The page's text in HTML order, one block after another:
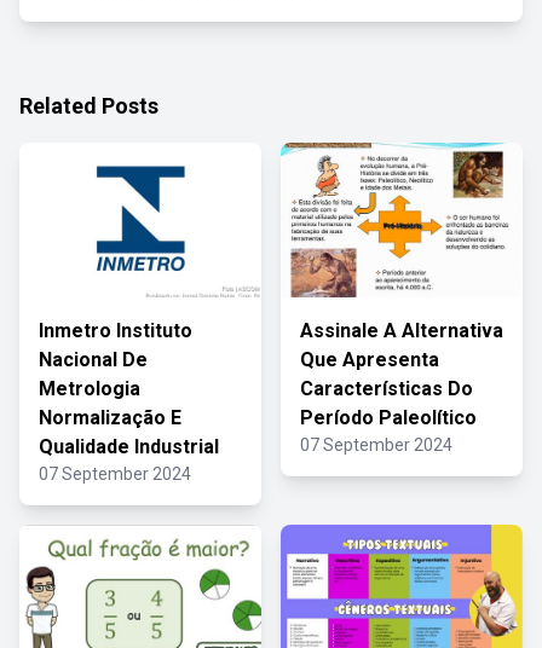
Related Posts
Inmetro Instituto
Nacional De
Metrologia
Normalização E
Qualidade Industrial
07 September 2024
Assinale A Alternativa
Que Apresenta
Características Do
Período Paleolítico
07 September 2024